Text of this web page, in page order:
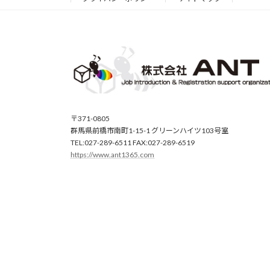
〒371-0805
群馬県前橋市南町1-15-1 グリーンハイツ103号室
TEL:027-289-6511 FAX:027-289-6519
https://www.ant1365.com